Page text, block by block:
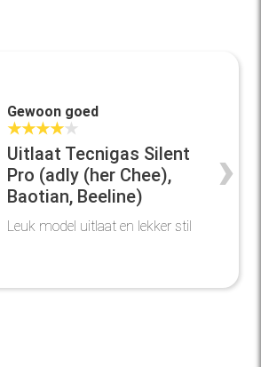
Gewoon goed
★★★★★
Uitlaat Tecnigas Silent
Pro (adly (her Chee),
Baotian, Beeline)
Leuk model uitlaat en lekker stil
›